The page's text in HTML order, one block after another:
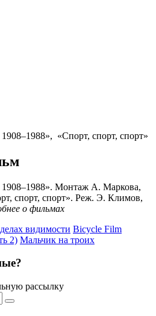
«Спорт, спорт, спорт»
Монтаж А. Маркова,
спорт, спорт». Реж. Э. Климов,
о фильмах
видимости Bicycle Film
2) Мальчик на троих
рассылку